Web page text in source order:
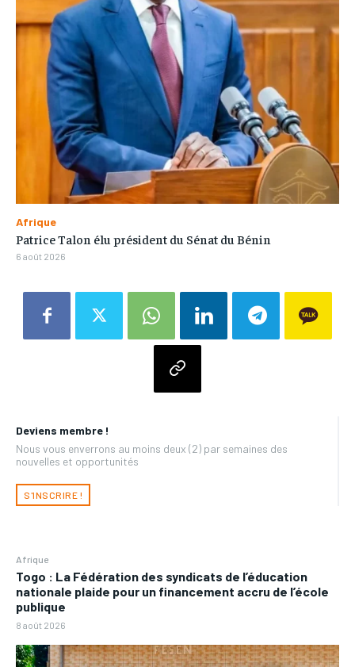
Deviens membre !
Nous vous enverrons au moins deux (2) par semaines des
nouvelles et opportunités
S'INSCRIRE !
Afrique
Togo : La Fédération des syndicats de l’éducation
nationale plaide pour un financement accru de l’école
publique
8 août 2026
Afrique
Patrice Talon élu président du Sénat du Bénin
6 août 2026